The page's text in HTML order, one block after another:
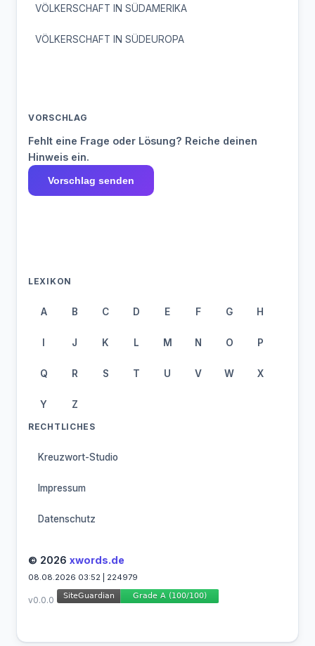
VÖLKERSCHAFT IN SÜDAMERIKA
VÖLKERSCHAFT IN SÜDEUROPA
VORSCHLAG
Fehlt eine Frage oder Lösung? Reiche deinen
Hinweis ein.
Vorschlag senden
LEXIKON
A B C D E F G H
I J K L M N O P
Q R S T U V W X
Y Z
RECHTLICHES
Kreuzwort-Studio
Impressum
Datenschutz
© 2026 xwords.de
08.08.2026 03:52 | 224979
v0.0.0